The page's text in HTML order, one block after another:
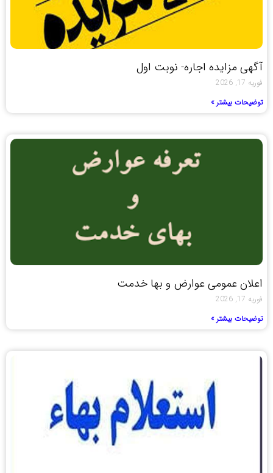
آگهی مزایده اجاره- نوبت اول
فوریه 17, 2026
توضیحات بیشتر »
اعلان عمومی عوارض و بها خدمت
فوریه 17, 2026
توضیحات بیشتر »